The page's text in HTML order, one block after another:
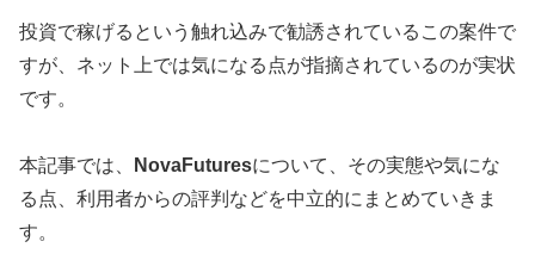
投資で稼げるという触れ込みで勧誘されているこの案件で
すが、ネット上では気になる点が指摘されているのが実状
です。
本記事では、 NovaFuturesについて、その実態や気にな
る点、利用者からの評判などを中立的にまとめていきま
す。